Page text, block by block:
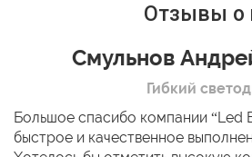
Отзывы о
Смульнов
Гибкий
Большое спасибо компании “Led
быстрое и качественное